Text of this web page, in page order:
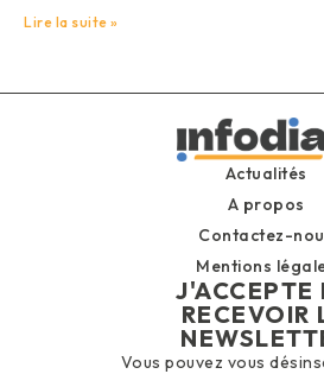
Lire la suite »
Actualités
A propos
Contactez-
Mentions
J'ACCEPTE
RECEVOIR
Vous pouvez vous